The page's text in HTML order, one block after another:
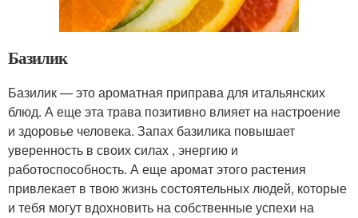
Базилик
Базилик — это ароматная приправа для итальянских
блюд. А еще эта трава позитивно влияет на настроение
и здоровье человека. Запах базилика повышает
уверенность в своих силах , энергию и
работоспособность. А еще аромат этого растения
привлекает в твою жизнь состоятельных людей, которые
и тебя могут вдохновить на собственные успехи на